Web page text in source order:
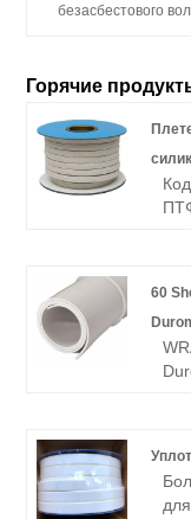
безасбестового
Горячие
60